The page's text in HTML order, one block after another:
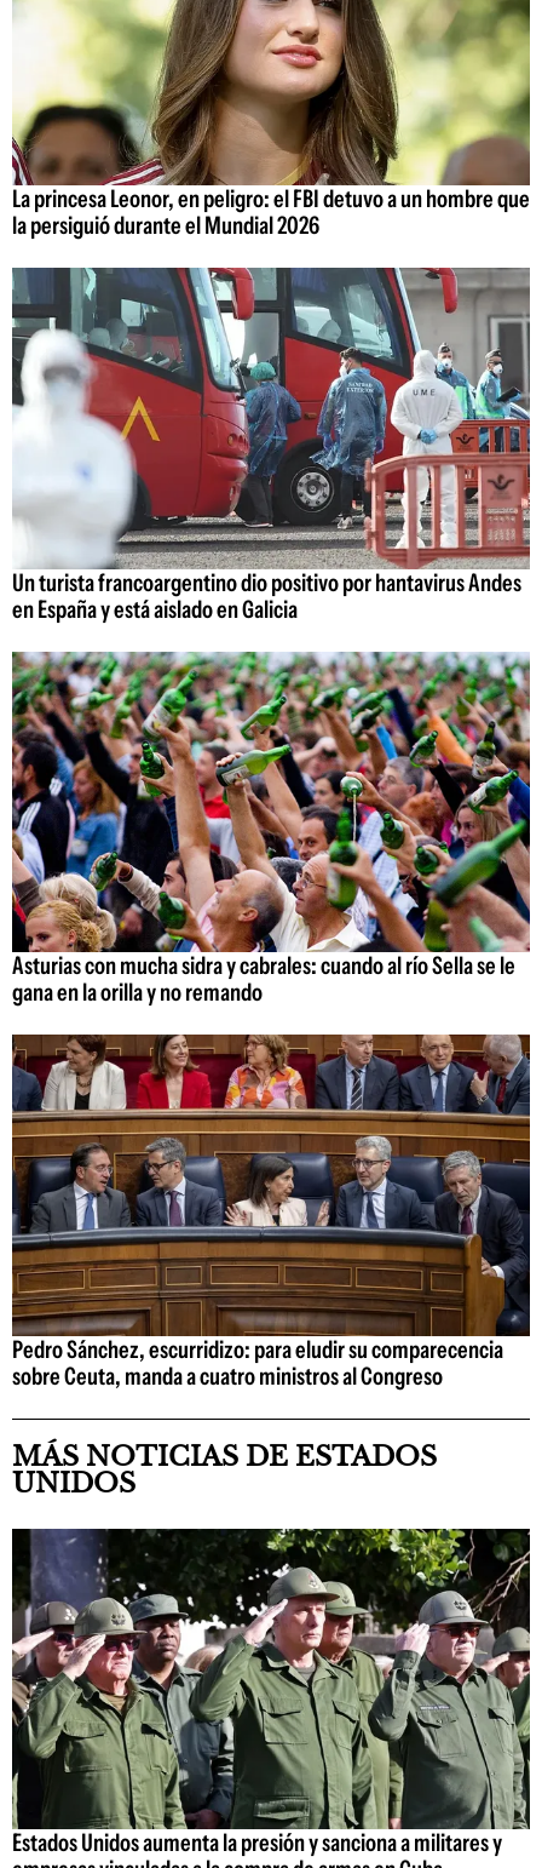
La princesa Leonor, en peligro: el FBI detuvo a un hombre que
la persiguió durante el Mundial 2026
Un turista francoargentino dio positivo por hantavirus Andes
en España y está aislado en Galicia
Asturias con mucha sidra y cabrales: cuando al río Sella se le
gana en la orilla y no remando
Pedro Sánchez, escurridizo: para eludir su comparecencia
sobre Ceuta, manda a cuatro ministros al Congreso
MÁS NOTICIAS DE ESTADOS
UNIDOS
Estados Unidos aumenta la presión y sanciona a militares y